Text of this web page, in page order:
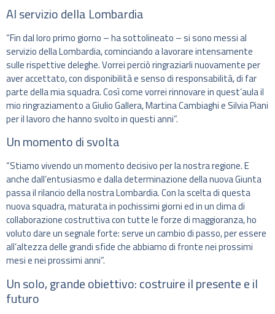
Al servizio della Lombardia
“Fin dal loro primo giorno – ha sottolineato – si sono messi al
servizio della Lombardia, cominciando a lavorare intensamente
sulle rispettive deleghe. Vorrei perciò ringraziarli nuovamente per
aver accettato, con disponibilità e senso di responsabilità, di far
parte della mia squadra. Così come vorrei rinnovare in quest’aula il
mio ringraziamento a Giulio Gallera, Martina Cambiaghi e Silvia Piani
per il lavoro che hanno svolto in questi anni”.
Un momento di svolta
“Stiamo vivendo un momento decisivo per la nostra regione. E
anche dall’entusiasmo e dalla determinazione della nuova Giunta
passa il rilancio della nostra Lombardia. Con la scelta di questa
nuova squadra, maturata in pochissimi giorni ed in un clima di
collaborazione costruttiva con tutte le forze di maggioranza, ho
voluto dare un segnale forte: serve un cambio di passo, per essere
all’altezza delle grandi sfide che abbiamo di fronte nei prossimi
mesi e nei prossimi anni”.
Un solo, grande obiettivo: costruire il presente e il
futuro